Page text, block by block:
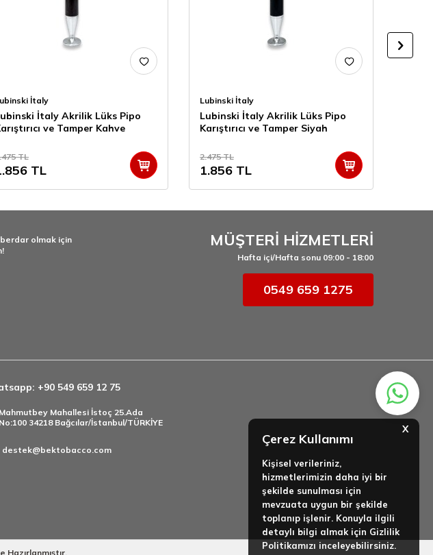
X
Çerez Kullanımı
Kişisel verileriniz,
hizmetlerimizin daha iyi bir
şekilde sunulması için
mevzuata uygun bir şekilde
toplanıp işlenir. Konuyla ilgili
detaylı bilgi almak için Gizlilik
Politikamızı inceleyebilirsiniz.
İtaly
İtaly Akrilik Lüks Pipo
ve Tamper Kahve
TL
TL
Lubinski İtaly
Lubinski İtaly Akrilik Lüks Pipo
Karıştırıcı ve Tamper Siyah
2.475TL
1.856 TL
olmak için
MÜŞTERİ HİZMETLERİ
Hafta içi/Hafta sonu 09:00 - 18:00
0549 659 1275
+90 549 659 12 75
Mahmutbey Mahallesi İstoç 25.Ada
No:100 34218 Bağcılar/İstanbul/TÜRKİYE
destek@bektobacco.com